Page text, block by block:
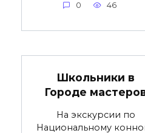
0 46
Школьники в
Городе
На экскурсии по
Национальному